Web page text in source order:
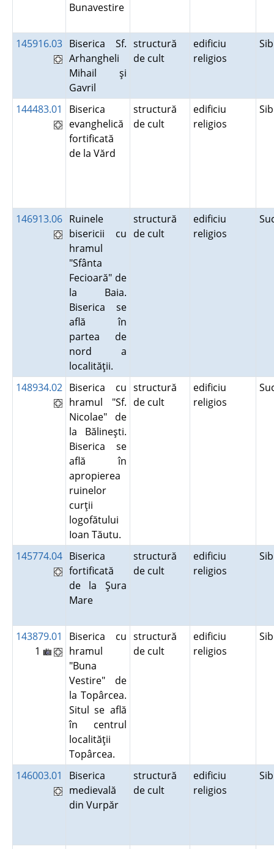
Bunavestire
145916.03 Biserica Sf.
Arhangheli
Mihail şi
Gavril
structură
de cult
edificiu
religios
144483.01
Biserica
evanghelică
fortificată
de la Vărd
structură
de cult
edificiu
religios
146913.06 Ruinele
bisericii cu
hramul
"Sfânta
Fecioară" de
la Baia.
Biserica se
află în
partea de
nord a
localităţii.
structură
de cult
edificiu
religios
148934.02 Biserica cu
hramul "Sf.
Nicolae" de
la Bălineşti.
Biserica se
află în
apropierea
ruinelor
curţii
logofătului
Ioan Tăutu.
structură
de cult
edificiu
religios
145774.04 Biserica
fortificată
de la Şura
Mare
structură
de cult
edificiu
religios
143879.01
1
Biserica cu
hramul
"Buna
Vestire" de
la Topârcea.
Situl se află
în centrul
localităţii
Topârcea.
structură
de cult
edificiu
religios
146003.01
Biserica
medievală
din Vurpăr
structură
de cult
edificiu
religios